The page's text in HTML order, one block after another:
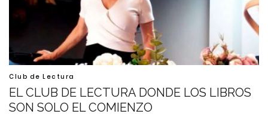
Club de Lectura
EL CLUB DE LECTURA DONDE LOS LIBROS
SON SOLO EL COMIENZO